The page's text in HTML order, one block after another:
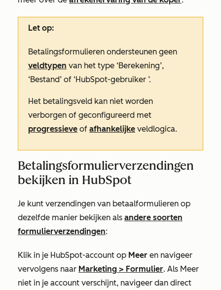
Let op:
Betalingsformulieren ondersteunen geen
veldtypen van het type ‘Berekening’,
‘Bestand’ of ‘HubSpot-gebruiker ’.
Het betalingsveld kan niet worden
verborgen of geconfigureerd met
progressieve of afhankelijke veldlogica.
Betalingsformulierverzendingen
bekijken in HubSpot
Je kunt verzendingen van betaalformulieren op
dezelfde manier bekijken als andere soorten
formulierverzendingen:
Klik in je HubSpot-account op Meer en navigeer
vervolgens naar Marketing > Formulier. Als Meer
niet in je account verschijnt, navigeer dan direct